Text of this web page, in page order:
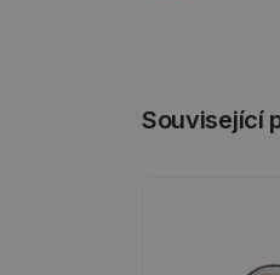
Související